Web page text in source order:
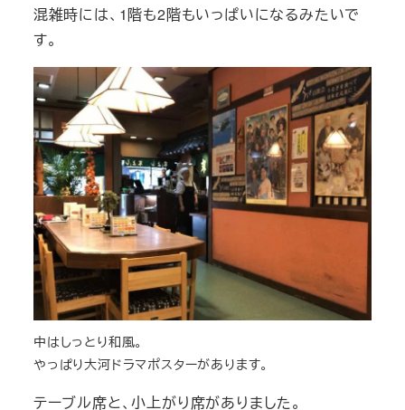
混雑時には、1階も2階もいっぱいになるみたいで
す。
中はしっとり和風。
やっぱり大河ドラマポスターがあります。
テーブル席と、小上がり席がありました。